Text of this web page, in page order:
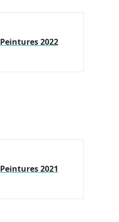
Peintures 2022
Peintures 2021